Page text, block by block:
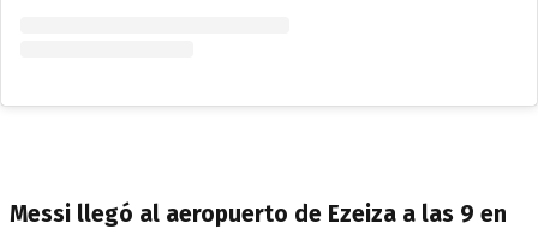
Messi llegó al aeropuerto de Ezeiza a las 9 en